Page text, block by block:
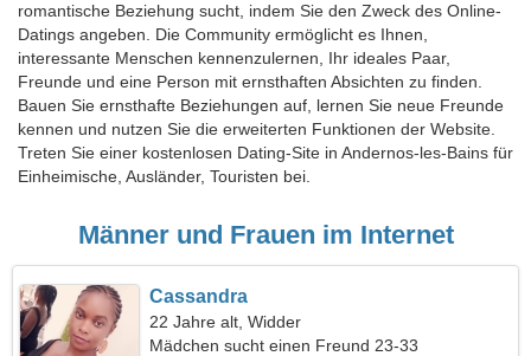
romantische Beziehung sucht, indem Sie den Zweck des Online-
Datings angeben. Die Community ermöglicht es Ihnen,
interessante Menschen kennenzulernen, Ihr ideales Paar,
Freunde und eine Person mit ernsthaften Absichten zu finden.
Bauen Sie ernsthafte Beziehungen auf, lernen Sie neue Freunde
kennen und nutzen Sie die erweiterten Funktionen der Website.
Treten Sie einer kostenlosen Dating-Site in Andernos-les-Bains für
Einheimische, Ausländer, Touristen bei.
Männer und Frauen im Internet
Cassandra
22 Jahre alt, Widder
Mädchen sucht einen Freund 23-33